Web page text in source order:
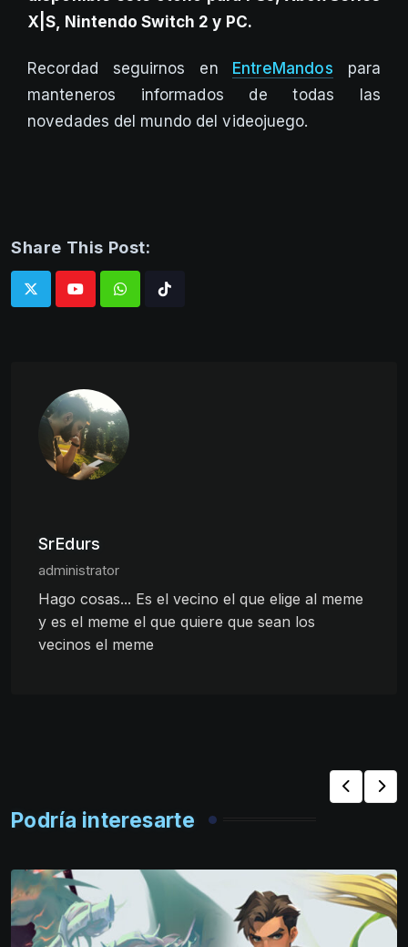
X|S, Nintendo Switch 2 y PC.
Recordad seguirnos en EntreMandos para
manteneros informados de todas las
novedades del mundo del videojuego.
Share This Post:
WhatsappTiktok
SrEdurs
administrator
Hago cosas... Es el vecino el que elige al meme
y es el meme el que quiere que sean los
vecinos el meme
Podría interesarte